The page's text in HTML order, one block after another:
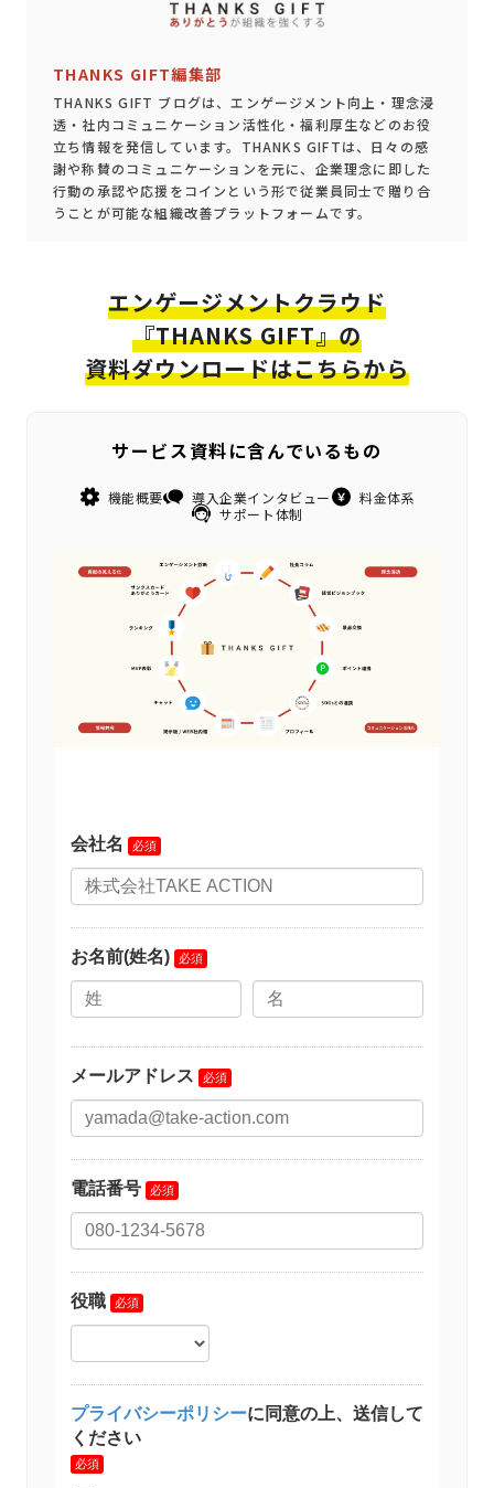
THANKS GIFT編集部
THANKS GIFT ブログは、エンゲージメント向上・理念浸
透・社内コミュニケーション活性化・福利厚生などのお役
立ち情報を発信しています。THANKS GIFTは、日々の感
謝や称賛のコミュニケーションを元に、企業理念に即した
行動の承認や応援をコインという形で従業員同士で贈り合
うことが可能な組織改善プラットフォームです。
エンゲージメントクラウド
『THANKS GIFT』の
資料ダウンロードはこちらから
サービス資料に含んでいるもの
機能概要 導入企業インタビュー
料金体系
サポート体制